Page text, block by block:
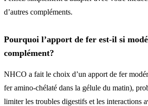
d’autres compléments.
Pourquoi l’apport de fer est-il si
complément?
NHCO a fait le choix d’un apport de fer
fer amino-chélaté dans la gélule du matin),
limiter les troubles digestifs et les interactions